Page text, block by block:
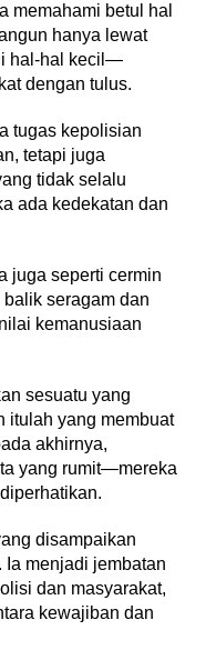
memahami betul hal
hanya lewat
hal-hal kecil—
dengan tulus.
tugas kepolisian
tetapi juga
tidak selalu
ada kedekatan dan
juga seperti cermin
seragam dan
kemanusiaan
sesuatu yang
itulah yang membuat
akhirnya,
yang rumit—mereka
disampaikan
menjadi jembatan
dan masyarakat,
kewajiban dan